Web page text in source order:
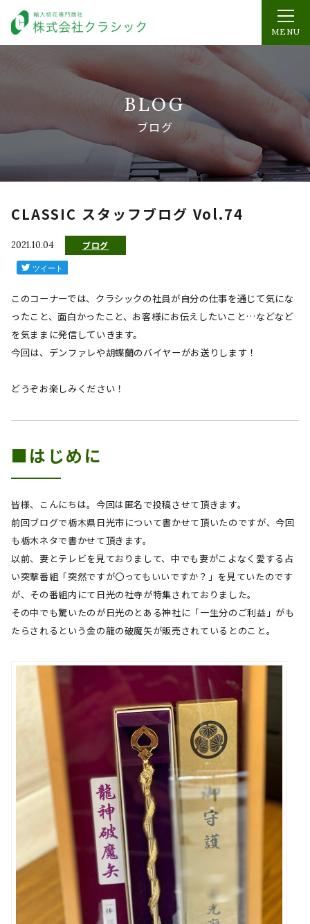
MENU
BLOG
ブログ
CLASSIC スタッフブログ Vol.74
2021.10.04 ブログ
このコーナーでは、クラシックの社員が自分の仕事を通じて気にな
ったこと、面白かったこと、お客様にお伝えしたいこと…などなど
を気ままに発信していきます。
今回は、デンファレや胡蝶蘭のバイヤーがお送りします！
どうぞお楽しみください！
■はじめに
皆様、こんにちは。今回は匿名で投稿させて頂きます。
前回ブログで栃木県日光市について書かせて頂いたのですが、今回
も栃木ネタで書かせて頂きます。
以前、妻とテレビを見ておりまして、中でも妻がこよなく愛する占
い突撃番組「突然ですが〇ってもいいですか？」を見ていたのです
が、その番組内にて日光の社寺が特集されておりました。
その中でも驚いたのが日光のとある神社に「一生分のご利益」がも
たらされるという金の龍の破魔矢が販売されているとのこと。